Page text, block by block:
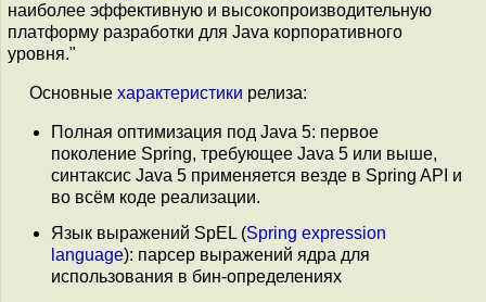
наиболее эффективную и высокопроизводительную
платформу разработки для Java корпоративного
уровня."
Основные характеристики релиза:
Полная оптимизация под Java 5: первое
поколение Spring, требующее Java 5 или выше,
синтаксис Java 5 применяется везде в Spring API и
во всём коде реализации.
Язык выражений SpEL (Spring expression
language): парсер выражений ядра для
использования в бин-определениях